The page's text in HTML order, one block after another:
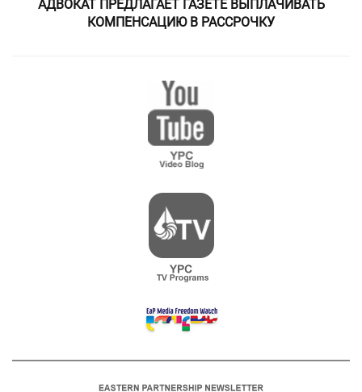
АДВОКАТ ПРЕДЛАГАЕТ ГАЗЕТЕ ВЫПЛАЧИВАТЬ
КОМПЕНСАЦИЮ В РАССРОЧКУ